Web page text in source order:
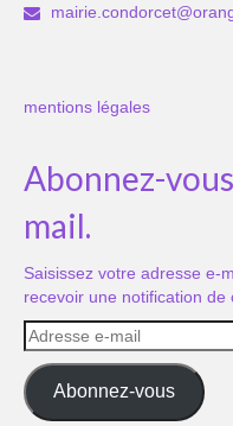
mentions légales
Abonnez-
mail.
Saisissez votre adresse e-
recevoir une notification de
Adresse
e-
mail
Abonnez-vous